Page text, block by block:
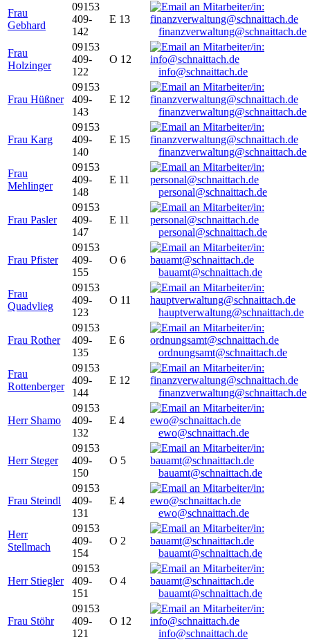
Frau
Gebhard
09153
409-
142
E 13
finanzverwaltung@schnaittach.de
Frau
Holzinger
09153
409-
122
O 12
info@schnaittach.de
Frau Hüßner
09153
409-
143
E 12
finanzverwaltung@schnaittach.de
Frau Karg
09153
409-
140
E 15
finanzverwaltung@schnaittach.de
Frau
Mehlinger
09153
409-
148
E 11
personal@schnaittach.de
Frau Pasler
09153
409-
147
E 11
personal@schnaittach.de
Frau Pfister
09153
409-
155
O 6
bauamt@schnaittach.de
Frau
Quadvlieg
09153
409-
123
O 11
hauptverwaltung@schnaittach.de
Frau Rother
09153
409-
135
E 6
ordnungsamt@schnaittach.de
Frau
Rottenberger
09153
409-
144
E 12
finanzverwaltung@schnaittach.de
Herr Shamo
09153
409-
132
E 4
ewo@schnaittach.de
Herr Steger
09153
409-
150
O 5
bauamt@schnaittach.de
Frau Steindl
09153
409-
131
E 4
ewo@schnaittach.de
Herr
Stellmach
09153
409-
154
O 2
bauamt@schnaittach.de
Herr Stiegler
09153
409-
151
O 4
bauamt@schnaittach.de
Frau Stöhr
09153
409-
121
O 12
info@schnaittach.de